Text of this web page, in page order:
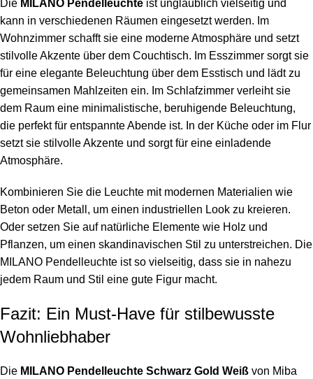
Die MILANO Pendelleuchte ist unglaublich vielseitig und
kann in verschiedenen Räumen eingesetzt werden. Im
Wohnzimmer schafft sie eine moderne Atmosphäre und setzt
stilvolle Akzente über dem Couchtisch. Im Esszimmer sorgt sie
für eine elegante Beleuchtung über dem Esstisch und lädt zu
gemeinsamen Mahlzeiten ein. Im Schlafzimmer verleiht sie
dem Raum eine minimalistische, beruhigende Beleuchtung,
die perfekt für entspannte Abende ist. In der Küche oder im Flur
setzt sie stilvolle Akzente und sorgt für eine einladende
Atmosphäre.
Kombinieren Sie die Leuchte mit modernen Materialien wie
Beton oder Metall, um einen industriellen Look zu kreieren.
Oder setzen Sie auf natürliche Elemente wie Holz und
Pflanzen, um einen skandinavischen Stil zu unterstreichen. Die
MILANO Pendelleuchte ist so vielseitig, dass sie in nahezu
jedem Raum und Stil eine gute Figur macht.
Fazit: Ein Must-Have für stilbewusste
Wohnliebhaber
Die MILANO Pendelleuchte Schwarz Gold Weiß von Miba